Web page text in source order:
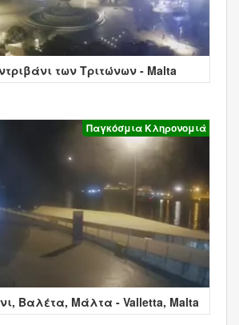
των Τριτώνων - Malta
Παγκόσμια Κληρονομιά
Βαλέτα, Μάλτα - Valletta, Malta